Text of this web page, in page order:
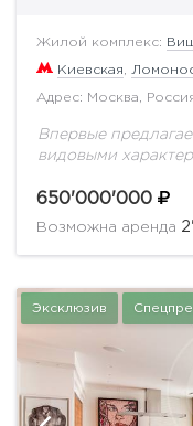
Жилой комплекс:
Киевская
Адрес: Москва,
Впервые
видовыми
дорогостоящий
планировкой для
650'000'000
Возможна аренда
Эксклюзив